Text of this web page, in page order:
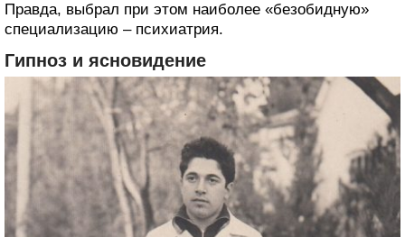
Правда, выбрал при этом наиболее «безобидную»
специализацию – психиатрия.
Гипноз и ясновидение